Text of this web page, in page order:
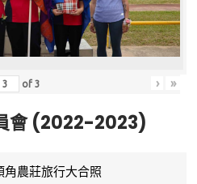
of3 › »
會 (2022-2023)
角農莊旅行大合照